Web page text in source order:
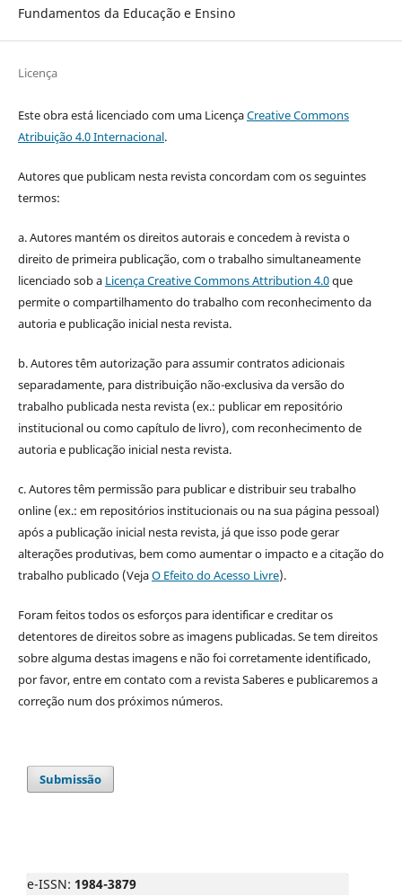
Fundamentos da Educação e Ensino
Licença
Este obra está licenciado com uma LicençaCreative Commons
Atribuição 4.0 Internacional.
Autores que publicam nesta revista concordam com os seguintes
termos:
a. Autores mantém os direitos autorais e concedem à revista o
direito de primeira publicação, com o trabalho simultaneamente
licenciado sob a Licença Creative Commons Attribution 4.0que
permite o compartilhamento do trabalho com reconhecimento da
autoria e publicação inicial nesta revista.
b. Autores têm autorização para assumir contratos adicionais
separadamente, para distribuição não-exclusiva da versão do
trabalho publicada nesta revista (ex.: publicar em repositório
institucional ou como capítulo de livro), com reconhecimento de
autoria e publicação inicial nesta revista.
c. Autores têm permissão para publicar e distribuir seu trabalho
online (ex.: em repositórios institucionais ou na sua página pessoal)
após a publicação inicial nesta revista, já que isso pode gerar
alterações produtivas, bem como aumentar o impacto e a citação do
trabalho publicado (VejaO Efeito do Acesso Livre).
Foram feitos todos os esforços para identificar e creditar os
detentores de direitos sobre as imagens publicadas. Se tem direitos
sobre alguma destas imagens e não foi corretamente identificado,
por favor, entre em contato com a revista Saberes e publicaremos a
correção num dos próximos números.
Submissão
e-ISSN: 1984-3879